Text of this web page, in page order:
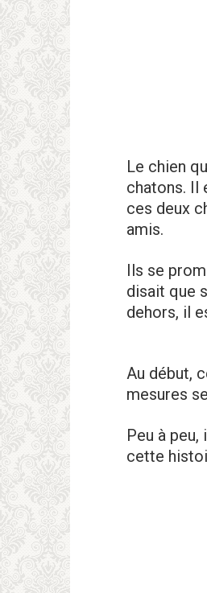
Le chien
chatons. Il
ces deux
amis.
Ils se
disait que
dehors, il
Au début,
mesures
Peu à
cette